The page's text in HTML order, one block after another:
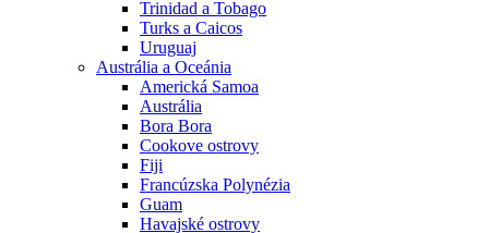
Trinidad a Tobago
Turks a Caicos
Uruguaj
Austrália a Oceánia
Americká Samoa
Austrália
Bora Bora
Cookove ostrovy
Fiji
Francúzska Polynézia
Guam
Havajské ostrovy